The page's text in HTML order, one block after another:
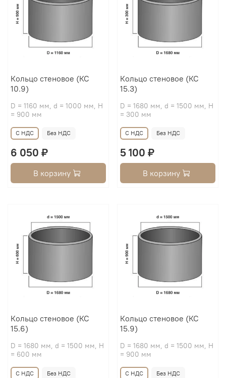
Кольцо стеновое (КС
10.9)
D = 1160 мм, d = 1000 мм, H
= 900 мм
С НДС Без НДС
6 050 ₽
В корзину
Кольцо стеновое (КС
15.3)
D = 1680 мм, d = 1500 мм, H
= 300 мм
С НДС Без НДС
5 100 ₽
В корзину
Кольцо стеновое (КС
15.6)
D = 1680 мм, d = 1500 мм, H
= 600 мм
С НДС Без НДС
Кольцо стеновое (КС
15.9)
D = 1680 мм, d = 1500 мм, H
= 900 мм
С НДС Без НДС